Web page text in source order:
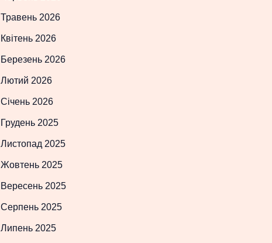
Травень 2026
Квітень 2026
Березень 2026
Лютий 2026
Січень 2026
Грудень 2025
Листопад 2025
Жовтень 2025
Вересень 2025
Серпень 2025
Липень 2025